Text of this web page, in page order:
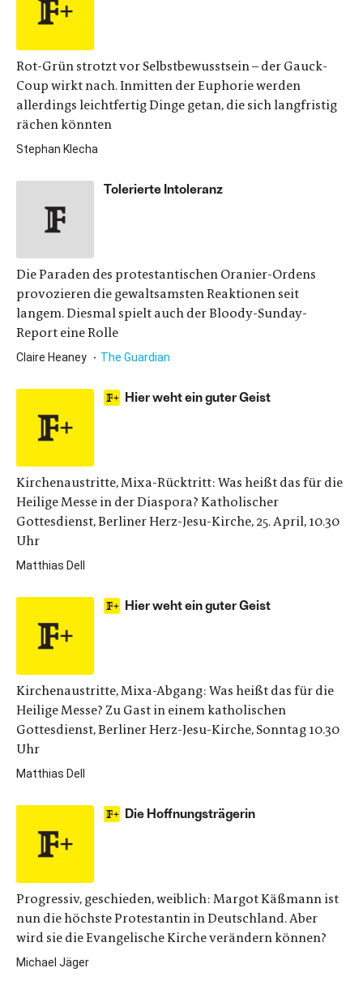
Rot-Grün strotzt vor Selbstbewusstsein – der Gauck-
Coup wirkt nach. Inmitten der Euphorie werden
allerdings leichtfertig Dinge getan, die sich langfristig
rächen könnten
Stephan Klecha
Tolerierte Intoleranz
Die Paraden des protestantischen Oranier-Ordens
provozieren die gewaltsamsten Reaktionen seit
langem. Diesmal spielt auch der Bloody-Sunday-
Report eine Rolle
Claire Heaney The Guardian
Hier weht ein guter Geist
Kirchenaustritte, Mixa-Rücktritt: Was heißt das für die
Heilige Messe in der Diaspora? Katholischer
Gottesdienst, Berliner Herz-Jesu-Kirche, 25. April, 10.30
Uhr
Matthias Dell
Hier weht ein guter Geist
Kirchenaustritte, Mixa-Abgang: Was heißt das für die
Heilige Messe? Zu Gast in einem katholischen
Gottesdienst, Berliner Herz-Jesu-Kirche, Sonntag 10.30
Uhr
Matthias Dell
Die Hoffnungsträgerin
Progressiv, geschieden, weiblich: Margot Käßmann ist
nun die höchste Protestantin in Deutschland. Aber
wird sie die Evangelische Kirche verändern können?
Michael Jäger